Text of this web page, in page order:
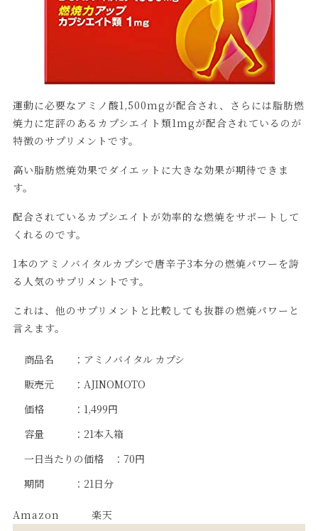
運動に必要なアミノ酸1,500mgが配合され、さらには脂肪燃
焼力に定評のあるカプシエイト類1mgが配合されているのが
特徴のサプリメントです。
高い脂肪燃焼効果でダイエットに大きな効果が期待できま
す。
配合されているカプシエイトが効率的な燃焼をサポートして
くれるのです。
1本のアミノバイタルカプシで唐辛子3本分の燃焼パワーを誇
る人気のサプリメントです。
これは、他のサプリメントと比較しても抜群の燃焼パワーと
言えます。
商品名 ：アミノバイタル カプシ
販売元 ：AJINOMOTO
価格 ：1,499円
容量 ：21本入箱
一日当たりの価格 ：70円
期間 ：21日分
Amazon 楽天